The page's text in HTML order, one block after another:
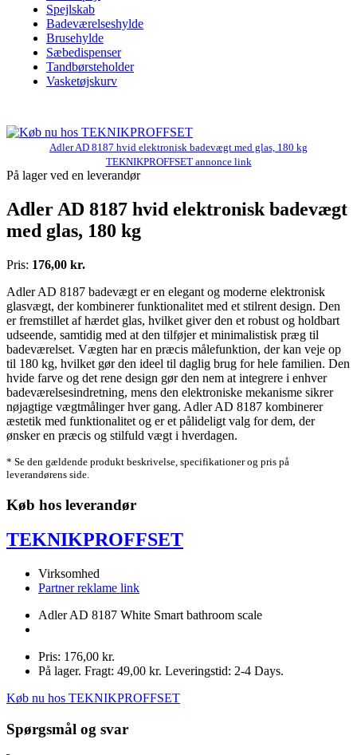
Spejlskab
Badeværelseshylde
Brusehylde
Sæbedispenser
Tandbørsteholder
Vasketøjskurv
Adler AD 8187 hvid elektronisk badevægt med glas, 180 kg
TEKNIKPROFFSET annonce link
På lager ved en leverandør
Adler AD 8187 hvid elektronisk badevægt
med glas, 180 kg
Pris: 176,00 kr.
Adler AD 8187 badevægt er en elegant og moderne elektronisk
glasvægt, der kombinerer funktionalitet med et stilrent design. Den
er fremstillet af hærdet glas, hvilket giver den et robust og holdbart
udseende, samtidig med at den tilføjer et minimalistisk præg til
badeværelset. Vægten har en præcis målefunktion, der kan veje op
til 180 kg, hvilket gør den ideel til daglig brug for hele familien. Den
hvide farve og det rene design gør den nem at integrere i enhver
badeværelsesindretning, mens den elektroniske mekanisme sikrer
nøjagtige vægtmålinger hver gang. Adler AD 8187 kombinerer
æstetik med funktionalitet og er et pålideligt valg for dem, der
ønsker en præcis og stilfuld vægt i hverdagen.
* Se den gældende produkt beskrivelse, specifikationer og pris på
leverandørens side.
Køb hos leverandør
TEKNIKPROFFSET
Virksomhed
Partner reklame link
Adler AD 8187 White Smart bathroom scale
Pris: 176,00 kr.
På lager. Fragt: 49,00 kr. Leveringstid: 2-4 Days.
Køb nu hos TEKNIKPROFFSET
Spørgsmål og svar